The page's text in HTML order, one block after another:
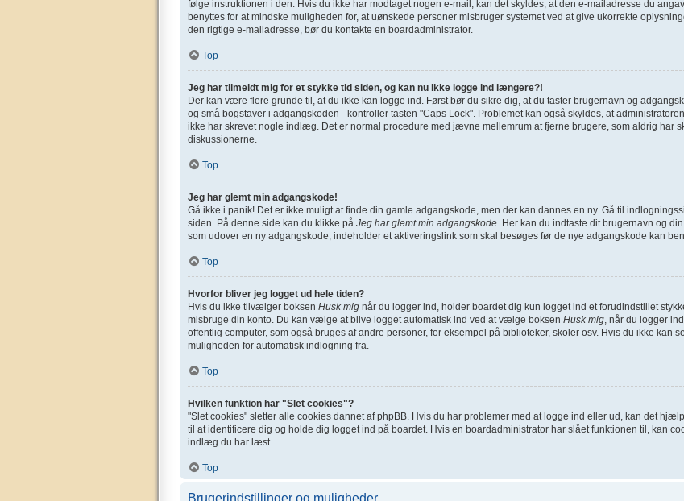
følge instruktionen i den. Hvis du ikke har modtaget nogen e-mail, kan det skyldes, at den e-mailadresse du
benyttes for at mindske muligheden for, at uønskede personer misbruger systemet ved at give ukorrekte
den rigtige e-mailadresse, bør du kontakte en boardadministrator.
Top
Jeg har tilmeldt mig for et stykke tid siden, og kan nu ikke logge ind længere?!
Der kan være flere grunde til, at du ikke kan logge ind. Først bør du sikre dig, at du taster brugernavn og
og små bogstaver i adgangskoden - kontroller tasten "Caps Lock". Problemet kan også skyldes, at
ikke har skrevet nogle indlæg. Det er normal procedure med jævne mellemrum at fjerne brugere, som aldrig har
diskussionerne.
Top
Jeg har glemt min adgangskode!
Gå ikke i panik! Det er ikke muligt at finde din gamle adgangskode, men der kan dannes en ny. Gå til
siden. På denne side kan du klikke på Jeg har glemt min adgangskode . Her kan du indtaste dit brugernavn og
som udover en ny adgangskode, indeholder et aktiveringslink som skal besøges før de nye adgangskode kan
Top
Hvorfor bliver jeg logget ud hele tiden?
Hvis du ikke tilvælger boksen Husk mig når du logger ind, holder boardet dig kun logget ind et forudindstillet
misbruge din konto. Du kan vælge at blive logget automatisk ind ved at vælge boksen Husk mig , når du logger
offentlig computer, som også bruges af andre personer, for eksempel på biblioteker, skoler osv. Hvis du ikke kan
muligheden for automatisk indlogning fra.
Top
Hvilken funktion har "Slet cookies"?
"Slet cookies" sletter alle cookies dannet af phpBB. Hvis du har problemer med at logge ind eller ud, kan det
til at identificere dig og holde dig logget ind på boardet. Hvis en boardadministrator har slået funktionen til, kan
indlæg du har læst.
Top
Brugerindstillinger og muligheder